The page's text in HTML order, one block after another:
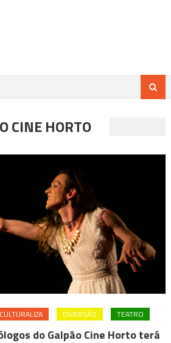
CINE HORTO
CULTURALIZA DIVERSÃO TEATRO
do Galpão Cine Horto terá